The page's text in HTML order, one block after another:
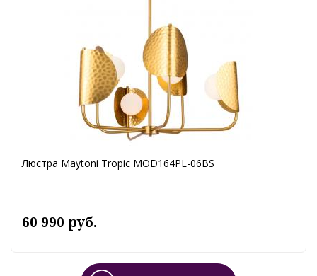
Люстра Maytoni Tropic MOD164PL-06BS
60 990 руб.